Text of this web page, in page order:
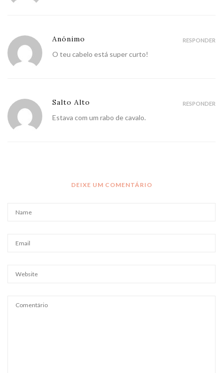
Anónimo
O teu cabelo está super curto!
RESPONDER
Salto Alto
Estava com um rabo de cavalo.
RESPONDER
DEIXE UM COMENTÁRIO